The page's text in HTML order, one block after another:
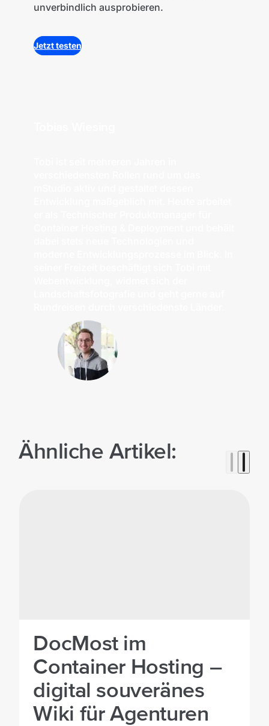
unverbindlich ausprobieren.
Jetzt testen
Ähnliche Artikel:
DocMost im
Container Hosting –
digital souveränes
Wiki für Agenturen